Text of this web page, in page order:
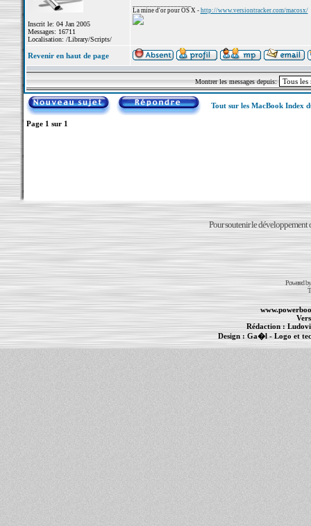
Inscrit le: 04 Jan 2005
Messages: 16711
Localisation: /Library/Scripts/
La mine d'or pour OS X - http://www.versiontracker.com/macosx/
Revenir en haut de page
Montrer les messages depuis:
Tout sur les MacBook Index
Page 1 sur 1
Pour soutenir le développement
Powered
Rédaction :
Design : Ga�l- Logo et